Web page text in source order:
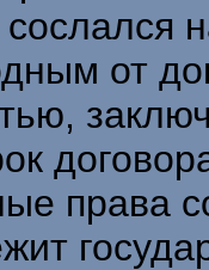
от
права